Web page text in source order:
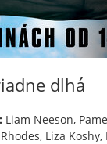
dlhá
Liam Neeson,
Liza